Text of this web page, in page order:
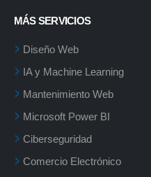
MÁS SERVICIOS
Diseño Web
IA y Machine Learning
Mantenimiento Web
Microsoft Power BI
Ciberseguridad
Comercio Electrónico